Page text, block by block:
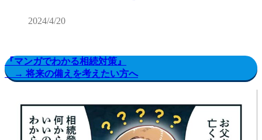
2024/4/20
『マンガでわかる相続対策』
→ 将来の備えを考えたい方へ